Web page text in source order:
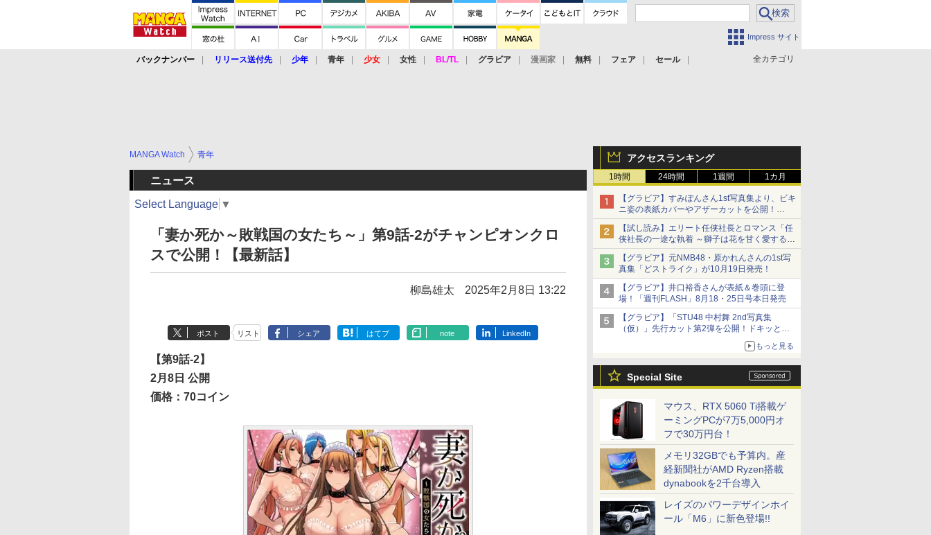
Impress サイト
全カテゴリ
バックナンバー リリース送付先 少年 青年 少女 女性 BL/TL グラビア 漫画家 無料 フェア セール
アクセスランキング
1時間 24時間 1週間 1カ月
【グラビア】すみぽんさん1st写真集より、ビキ
ニ姿の表紙カバーやアザーカットを公開！
タイトルは「offcourt（オフコート）」に決定
【試し読み】エリート任侠社長とロマンス「任
侠社長の一途な執着 ～獅子は花を甘く愛する
～」をメチャコミで先行配信開始
【グラビア】元NMB48・原かれんさんの1st写
真集「どストライク」が10月19日発売！
【グラビア】井口裕香さんが表紙＆巻頭に登
場！「週刊FLASH」8月18・25日号本日発売
【グラビア】「STU48 中村舞 2nd写真集
（仮）」先行カット第2弾を公開！ドキッとす
るランジェリーカットなど新たな挑戦
もっと見る
Special Site
マウス、RTX 5060 Ti搭載ゲ
ーミングPCが7万5,000円オ
フで30万円台！
メモリ32GBでも予算内。産
経新聞社がAMD Ryzen搭載
dynabookを2千台導入
レイズのパワーデザインホイ
ール「M6」に新色登場!!
MANGA Watch 青年
ニュース
Select Language ▼
「妻か死か～敗戦国の女たち～」第9話-2がチャンピオンクロ
スで公開！【最新話】
柳島雄太 2025年2月8日 13:22
ポスト リスト シェア はてブ note LinkedIn
【第9話-2】
2月8日 公開
価格：70コイン